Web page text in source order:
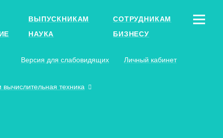
ВЫПУСКНИКАМ
СОТРУДНИКАМ
НАУКА БИЗНЕСУ
Версия для слабовидящих Личный кабинет
техника